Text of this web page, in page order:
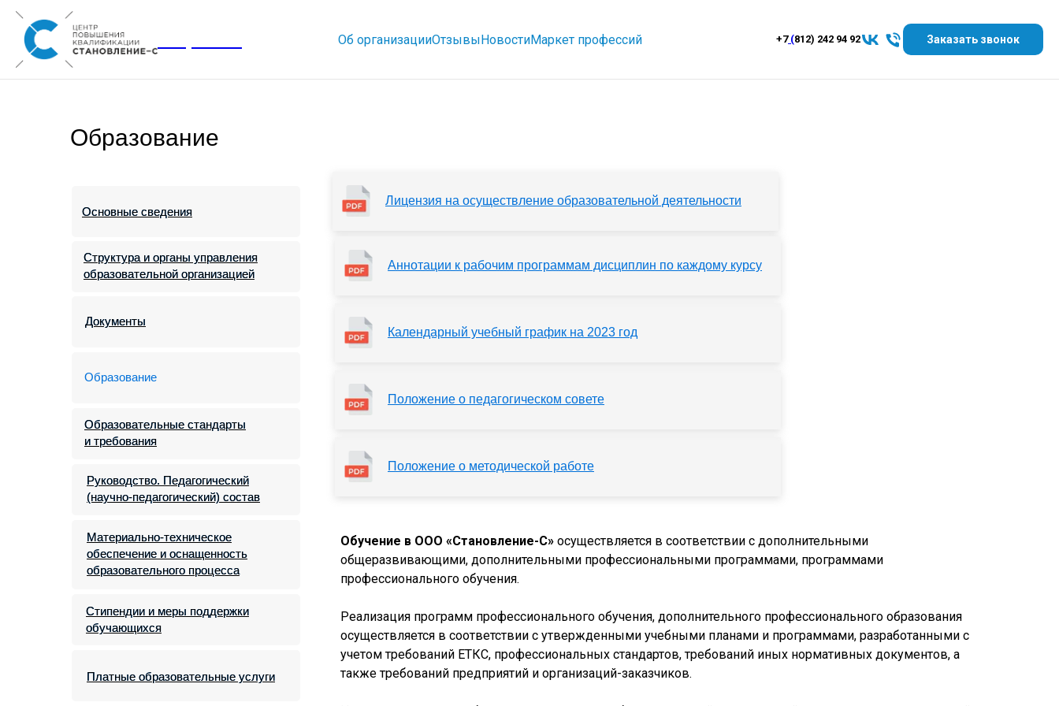
Об организацииОтзывыНовостиМаркет профессий +7(812) 242 94 92 Заказать звонок
Образование
Структура и органы управления
образовательной организацией
Основные сведения
Документы
Образование
Образовательные стандарты
и требования
Руководство. Педагогический
(научно-педагогический) состав
Материально-техническое
обеспечение и оснащенность
образовательного процесса
Стипендии и меры поддержки
обучающихся
Платные образовательные услуги
Документы
Образовательные стандарты
и требования
Руководство. Педагогический
(научно-педагогический) состав
Материально-техническое
обеспечение и оснащенность
образовательного процесса
Стипендии и меры поддержки
обучающихся
Платные образовательные услуги
Основные сведения
Структура и органы управления
образовательной организацией
Обучение в ООО «Становление-С» осуществляется в соответствии с дополнительными
общеразвивающими, дополнительными профессиональными программами, программами
профессионального обучения.
Реализация программ профессионального обучения, дополнительного профессионального образования
осуществляется в соответствии с утвержденными учебными планами и программами, разработанными с
учетом требований ЕТКС, профессиональных стандартов, требований иных нормативных документов, а
также требований предприятий и организаций-заказчиков.
Лицензия на осуществление образовательной деятельности
Положение о методической работе
Положение о педагогическом совете
Календарный учебный график на 2023 год
Аннотации к рабочим программам дисциплин по каждому курсу